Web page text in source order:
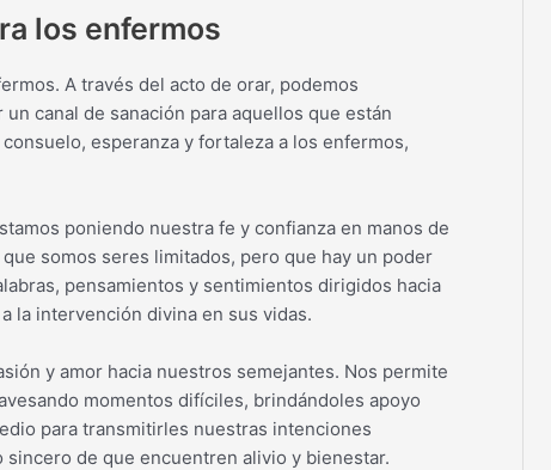
los enfermos
A través del acto de orar, podemos
canal de sanación para aquellos que están
esperanza y fortaleza a los enfermos,
poniendo nuestra fe y confianza en manos de
somos seres limitados, pero que hay un poder
pensamientos y sentimientos dirigidos hacia
la intervención divina en sus vidas.
y amor hacia nuestros semejantes. Nos permite
momentos difíciles, brindándoles apoyo
para transmitirles nuestras intenciones
de que encuentren alivio y bienestar.